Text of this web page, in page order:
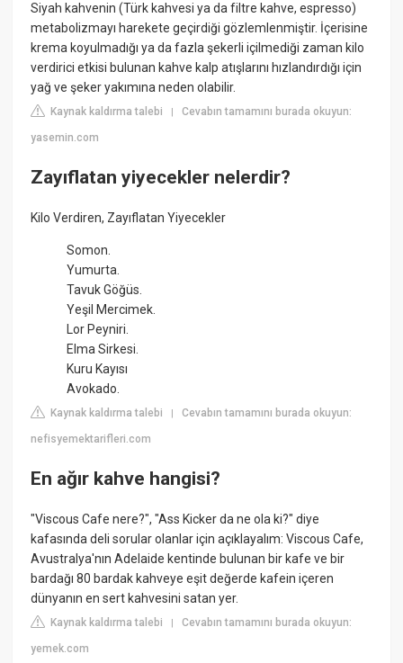
Siyah kahvenin (Türk kahvesi ya da filtre kahve, espresso)
metabolizmayı harekete geçirdiği gözlemlenmiştir. İçerisine
krema koyulmadığı ya da fazla şekerli içilmediği zaman kilo
verdirici etkisi bulunan kahve kalp atışlarını hızlandırdığı için
yağ ve şeker yakımına neden olabilir.
Kaynak kaldırma talebi |Cevabın tamamını burada okuyun:
yasemin.com
Zayıflatan yiyecekler nelerdir?
Kilo Verdiren, Zayıflatan Yiyecekler
Somon.
Yumurta.
Tavuk Göğüs.
Yeşil Mercimek.
Lor Peyniri.
Elma Sirkesi.
Kuru Kayısı
Avokado.
Kaynak kaldırma talebi |Cevabın tamamını burada okuyun:
nefisyemektarifleri.com
En ağır kahve hangisi?
"Viscous Cafe nere?", "Ass Kicker da ne ola ki?" diye
kafasında deli sorular olanlar için açıklayalım: Viscous Cafe,
Avustralya'nın Adelaide kentinde bulunan bir kafe ve bir
bardağı 80 bardak kahveye eşit değerde kafein içeren
dünyanın en sert kahvesini satan yer.
Kaynak kaldırma talebi |Cevabın tamamını burada okuyun:
yemek.com